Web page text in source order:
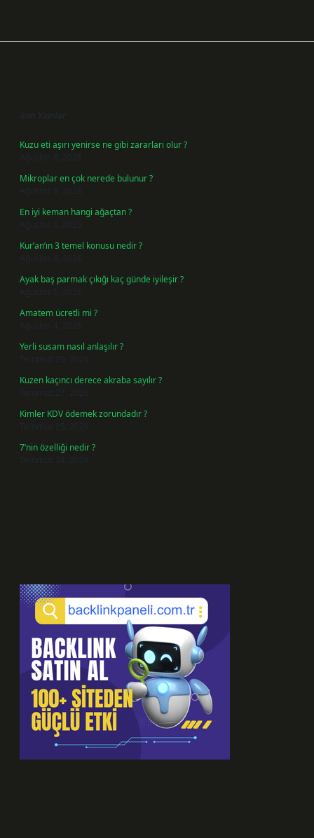
Son Yazılar
Kuzu eti aşırı yenirse ne gibi zararları olur ?
Ağustos 8, 2026
Mikroplar en çok nerede bulunur ?
Ağustos 8, 2026
En iyi keman hangi ağaçtan ?
Ağustos 6, 2026
Kur’an’ın 3 temel konusu nedir ?
Ağustos 6, 2026
Ayak baş parmak çıkığı kaç günde iyileşir ?
Ağustos 5, 2026
Amatem ücretli mi ?
Ağustos 4, 2026
Yerli susam nasıl anlaşılır ?
Temmuz 29, 2026
Kuzen kaçıncı derece akraba sayılır ?
Temmuz 27, 2026
Kimler KDV ödemek zorundadır ?
Temmuz 25, 2026
7’nin özelliği nedir ?
Temmuz 24, 2026